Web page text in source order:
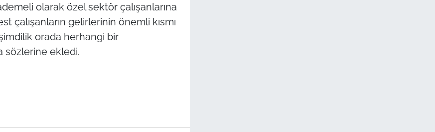
olarak özel sektör çalışanlarına
çalışanların gelirlerinin önemli kısmı
orada herhangi bir
sözlerine ekledi.